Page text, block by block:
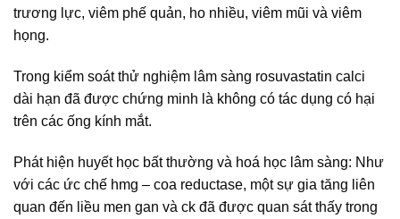
trương lực, viêm phế quản, ho nhiều, viêm mũi và viêm
họng.
Trong kiểm soát thử nghiệm lâm sàng rosuvastatin calci
dài hạn đã được chứng minh là không có tác dụng có hại
trên các ống kính mắt.
Phát hiện huyết học bất thường và hoá học lâm sàng: Như
với các ức chế hmg – coa reductase, một sự gia tăng liên
quan đến liều men gan và ck đã được quan sát thấy trong